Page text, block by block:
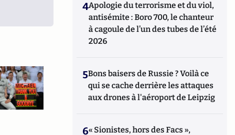
4Apologie du terrorisme et du viol,
antisémite : Boro 700, le chanteur
à cagoule de l’un des tubes de l’été
2026
5Bons baisers de Russie ? Voilà ce
qui se cache derrière les attaques
aux drones à l'aéroport de Leipzig
6« Sionistes, hors des Facs »,